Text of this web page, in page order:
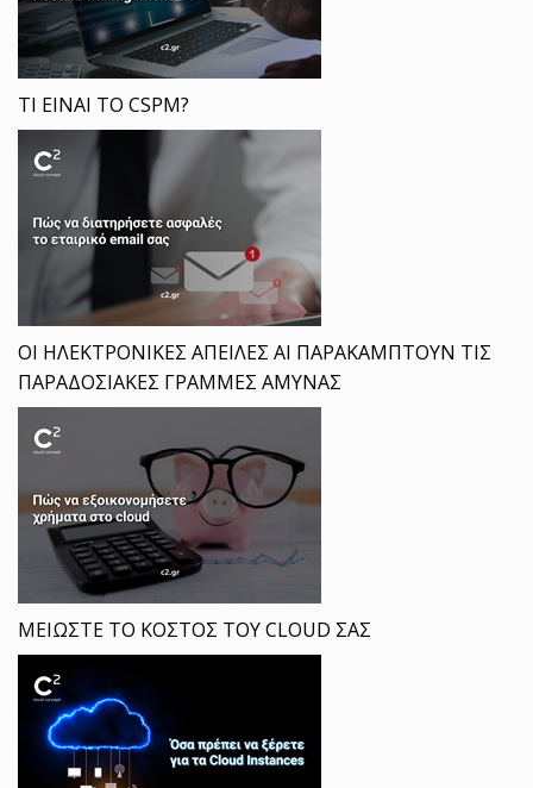
ΤΙ ΕΙΝΑΙ ΤΟ CSPM?
ΟΙ ΗΛΕΚΤΡΟΝΙΚΕΣ ΑΠΕΙΛΕΣ ΑΙ ΠΑΡΑΚΑΜΠΤΟΥΝ ΤΙΣ
ΠΑΡΑΔΟΣΙΑΚΕΣ ΓΡΑΜΜΕΣ ΑΜΥΝΑΣ
ΜΕΙΩΣΤΕ ΤΟ ΚΟΣΤΟΣ ΤΟΥ CLOUD ΣΑΣ